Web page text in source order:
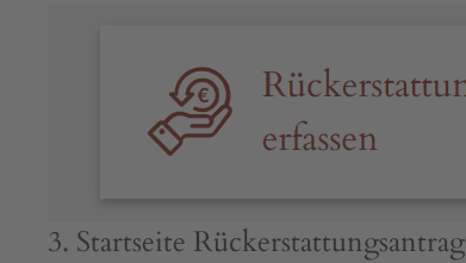
3. Startseite Rückerstattungsantrag